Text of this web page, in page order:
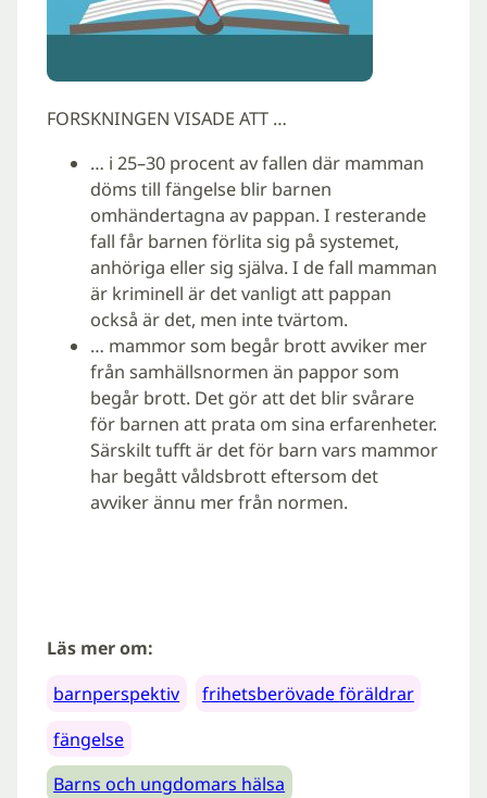
FORSKNINGEN VISADE ATT …
… i 25–30 procent av fallen där mamman
döms till fängelse blir barnen
omhändertagna av pappan. I resterande
fall får barnen förlita sig på systemet,
anhöriga eller sig själva. I de fall mamman
är kriminell är det vanligt att pappan
också är det, men inte tvärtom.
… mammor som begår brott avviker mer
från samhällsnormen än pappor som
begår brott. Det gör att det blir svårare
för barnen att prata om sina erfarenheter.
Särskilt tufft är det för barn vars mammor
har begått våldsbrott eftersom det
avviker ännu mer från normen.
Läs mer om:
barnperspektiv
frihetsberövade föräldrar
fängelse
Barns och ungdomars hälsa